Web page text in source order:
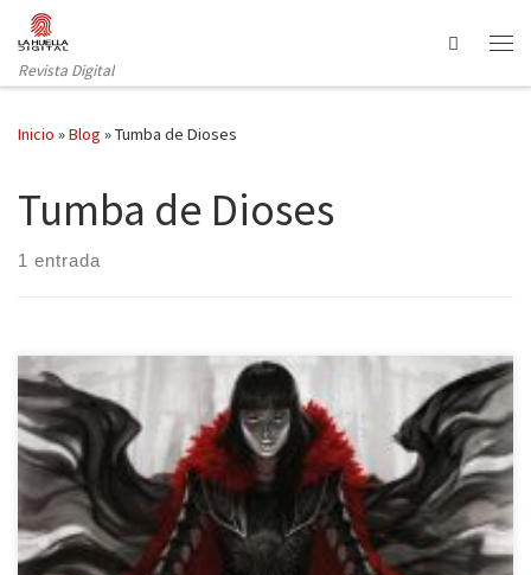
Saltar al contenido
Revista Digital
Search
Inicio »Blog »Tumba de Dioses
Tumba de Dioses
1 entrada
Plaza y Janés publica la segunda parte de Las crónicas de la
Nuncanoche bajo el título Tumba de Dioses. Jay Kristoff nos lleva
de vuelta a la República de Itreya junto con Mia, Don Majo y
Eclipse. Un viaje de la mano de un narrador trovadoresco que nos
guía por una […]